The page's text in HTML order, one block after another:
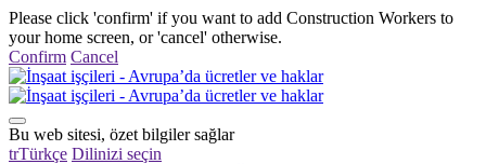
Please click 'confirm' if you want to add Construction Workers to
your home screen, or 'cancel' otherwise.
Confirm Cancel
Bu web sitesi, özet bilgiler sağlar
trTürkçe Dilinizi seçin